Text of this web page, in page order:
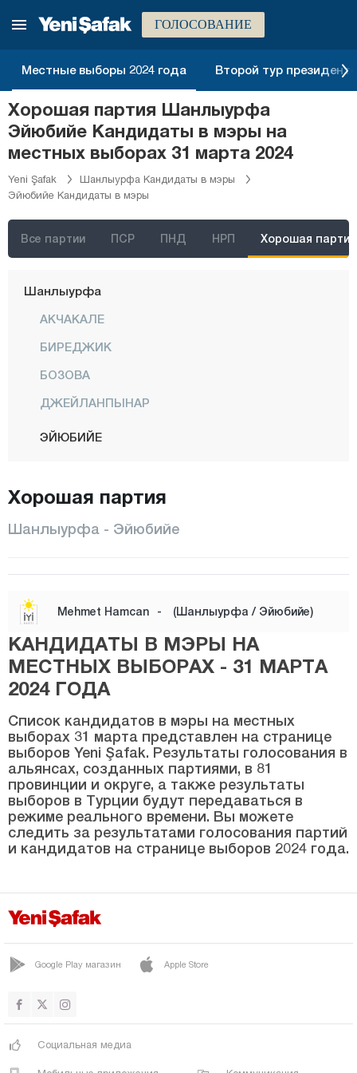
ГОЛОСОВАНИЕ
Местные выборы 2024 года Второй тур
Хорошая партия Шанлыурфа
Эйюбийе Кандидаты в мэры на
местных выборах 31 марта 2024
Yeni Şafak
Шанлыурфа Кандидаты в мэры
Эйюбийе Кандидаты в мэры
Все партии ПСР ПНД НРП Хорошая партия
Мугла
Невшехир
Нигде
Османие
Ризе
Самсун
Шанлыурфа
АКЧАКАЛЕ
БИРЕДЖИК
БОЗОВА
ДЖЕЙЛАНПЫНАР
ЭЙЮБИЙЕ
ХАЛИЛИЕ
ХАРРАН
КАРАКОПРЮ
СИВЕРЕК
ВИРАНШЕХИР
Сиирт
Синоп
Шырнак
Сивас
Текирдаг
Токат
Трабзон
Ушак
Ван
Ялова
Йозгат
Зонгулдак
Хорошая партия
Шанлыурфа - Эйюбийе
Mehmet Hamcan - (Шанлыурфа / Эйюбийе)
КАНДИДАТЫ В МЭРЫ НА
МЕСТНЫХ ВЫБОРАХ - 31 МАРТА
2024 ГОДА
Список кандидатов в мэры на местных
выборах 31 марта представлен на странице
выборов Yeni Şafak. Результаты голосования в
альянсах, созданных партиями, в 81
провинции и округе, а также результаты
выборов в Турции будут передаваться в
режиме реального времени. Вы можете
следить за результатами голосования партий
и кандидатов на странице выборов 2024 года.
Google Play магазин Apple Store
Социальная медиа